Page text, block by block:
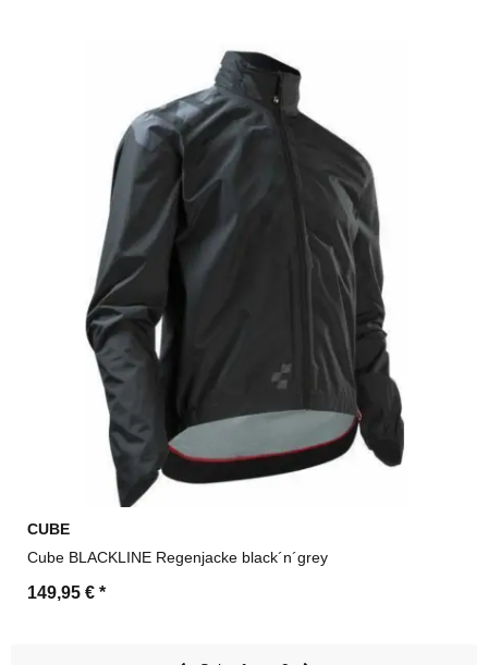
CUBE
Cube BLACKLINE Regenjacke black´n´grey
149,95 € *